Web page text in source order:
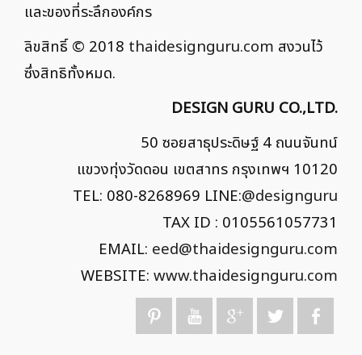
และของที่ระลึกองค์กร
ลิขสิทธิ์ © 2018 thaidesignguru.com สงวนไว้
ซึ่งสิทธิทั้งหมด.
DESIGN GURU CO.,LTD.
50 ซอยสาธุประดิษฐ์ 4 ถนนจันทน์
แขวงทุ่งวัดดอน เขตสาทร กรุงเทพฯ 10120
TEL: 080-8268969 LINE:@designguru
TAX ID : 0105561057731
EMAIL: eed@thaidesignguru.com
WEBSITE: www.thaidesignguru.com